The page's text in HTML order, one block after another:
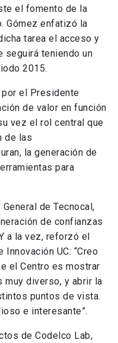
el fomento de la
Gómez enfatizó la
tarea el acceso y
seguirá teniendo un
2015.
el Presidente
de valor en función
vez el rol central que
de las
la generación de
para
de Tecnocal,
de confianzas
a la vez, reforzó el
UC: “Creo
el Centro es mostrar
muy diverso, y abrir la
puntos de vista.
e interesante”.
de Codelco Lab,